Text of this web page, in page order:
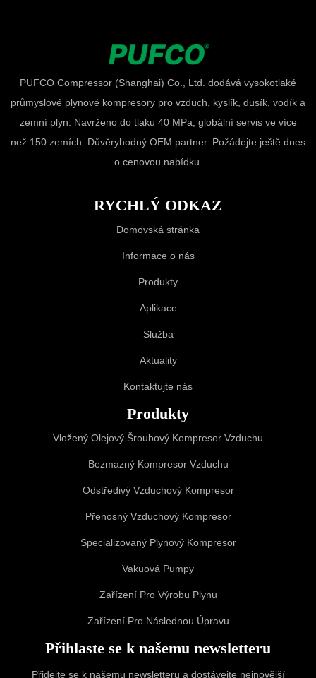
PUFCO Compressor (Shanghai) Co., Ltd. dodává vysokotlaké
průmyslové plynové kompresory pro vzduch, kyslík, dusík, vodík a
zemní plyn. Navrženo do tlaku 40 MPa, globální servis ve více
než 150 zemích. Důvěryhodný OEM partner. Požádejte ještě dnes
o cenovou nabídku.
RYCHLÝ ODKAZ
Domovská stránka
Informace o nás
Produkty
Aplikace
Služba
Aktuality
Kontaktujte nás
Produkty
Vložený Olejový Šroubový Kompresor Vzduchu
Bezmazný Kompresor Vzduchu
Odstředivý Vzduchový Kompresor
Přenosný Vzduchový Kompresor
Specializovaný Plynový Kompresor
Vakuová Pumpy
Zařízení Pro Výrobu Plynu
Zařízení Pro Následnou Úpravu
Přihlaste se k našemu newsletteru
Přidejte se k našemu newsletteru a dostávejte nejnovější